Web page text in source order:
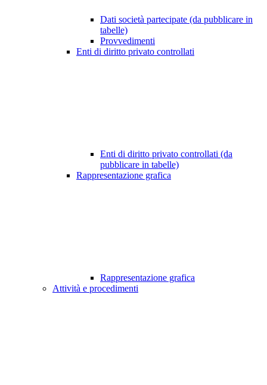
Dati società partecipate (da pubblicare in
tabelle)
Provvedimenti
Enti di diritto privato controllati
Enti di diritto privato controllati (da
pubblicare in tabelle)
Rappresentazione grafica
Rappresentazione grafica
Attività e procedimenti